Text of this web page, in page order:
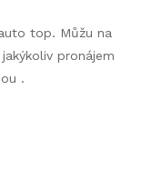
top. Můžu na
pronájem
.